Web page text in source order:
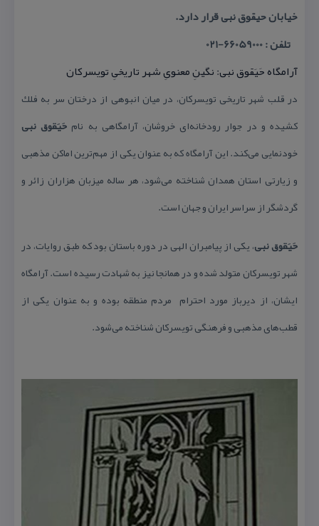
خیابان حیقوق نبی قرار دارد.
تلفن : 66059000-021
آرامگاه حَیَقوق نبی: نگینِ معنویِ شهر تاریخیِ تویسركان
در قلب شهر تاریخی تویسركان، در میان انبوهی از درختان سر به فلك
كشیده و در جوار رودخانه‌ای خروشان، آرامگاهی به نام حَیَقوق نبی
خودنمایی می‌كند. این آرامگاه كه به عنوان یكی از مهم‌ترین اماكن مذهبی
و زیارتی استان همدان شناخته می‌شود، هر ساله میزبان هزاران زائر و
گردشگر از سراسر ایران و جهان است.
حَیَقوق نبی، یكی از پیامبران الهی در دوره باستان بود كه طبق روایات، در
شهر تویسركان متولد شده و در همانجا نیز به شهادت رسیده است. آرامگاه
ایشان، از دیرباز مورد احترام مردم منطقه بوده و به عنوان یكی از
قطب‌های مذهبی و فرهنگی تویسركان شناخته می‌شود.